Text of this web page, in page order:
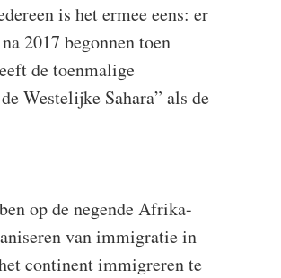
is het ermee eens: er
2017 begonnen toen
de toenmalige
Westelijke Sahara” als de
op de negende Afrika-
van immigratie in
continent immigreren te